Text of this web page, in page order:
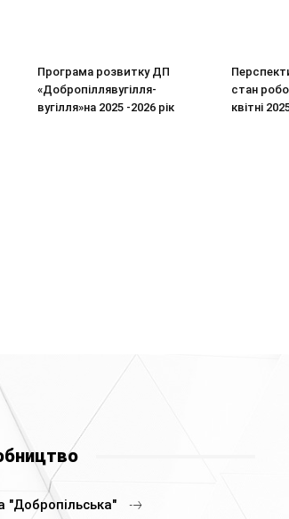
Програма розвитку ДП
«Добропіллявугілля-
вугілля»на 2025 -2026 рік
стан
квітні
"Добропільська"